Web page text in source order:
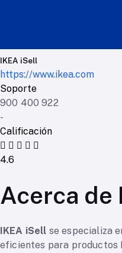
IKEA iSell
https://www.ikea.com
Soporte
900 400 922
-
Calificación
4.6
Acerca de
IKEA iSell se especializa
eficientes para productos